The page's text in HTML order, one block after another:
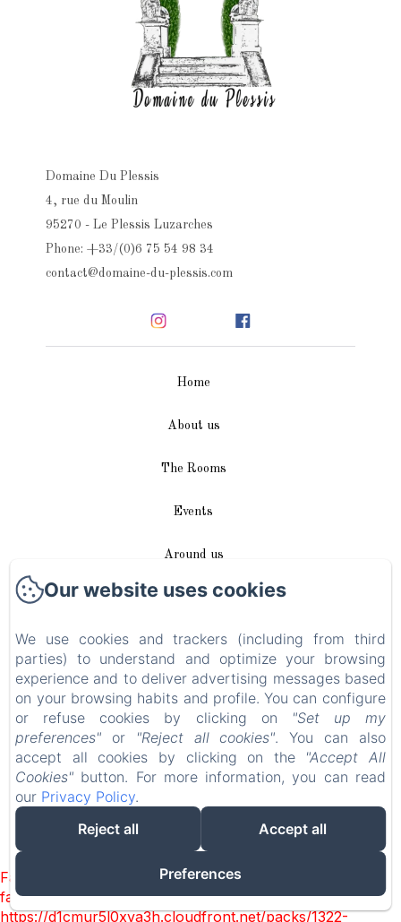
Domaine Du Plessis
4, rue du Moulin
95270 - Le Plessis Luzarches
Phone: +33/(0)6 75 54 98 34
contact@domaine-du-plessis.com
Home
About us
The Rooms
Events
Around us
Access / Contact
Plan du site
Blog
Legal notice
EN FR DE
Powered using Amenitiz
Failed to load BookingEngine/index: Loading chunk 1322
failed. (missing:
https://d1cmur5l0xva3h.cloudfront.net/packs/1322-
Our website uses cookies
We use cookies and trackers (including from third
parties) to understand and optimize your browsing
experience and to deliver advertising messages based
on your browsing habits and profile. You can configure
or refuse cookies by clicking on
"Set up my
preferences" or "Reject all cookies". You can also
accept all cookies by clicking on the "Accept All
Cookies" button. For more information, you can read
our Privacy Policy.
Reject all
Accept all
Preferences